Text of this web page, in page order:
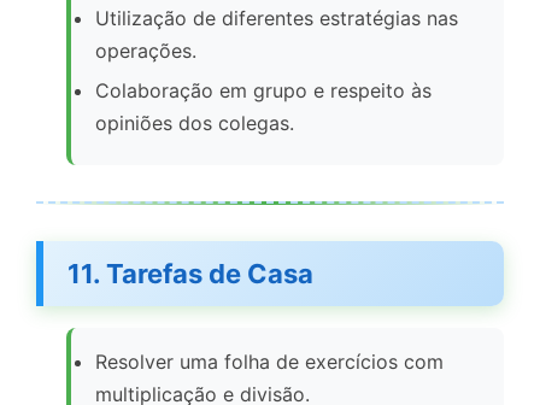
Utilização de diferentes estratégias nas
operações.
Colaboração em grupo e respeito às
opiniões dos colegas.
11. Tarefas de Casa
Resolver uma folha de exercícios com
multiplicação e divisão.